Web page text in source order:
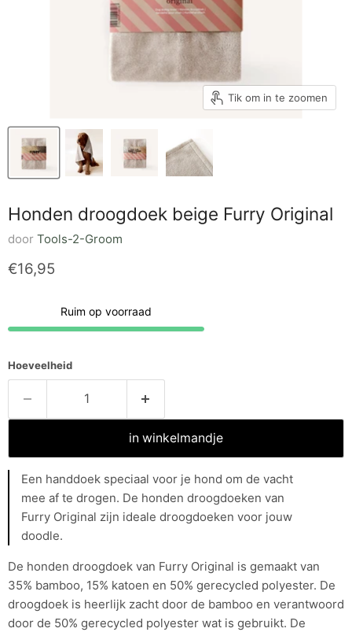
Tik om in te zoomen
Honden droogdoek beige Furry Original
door Tools-2-Groom
Huidige prijs
€16,95
Ruim op voorraad
Hoeveelheid
in winkelmandje
Een handdoek speciaal voor je hond om de vacht
mee af te drogen. De honden droogdoeken van
Furry Original zijn ideale droogdoeken voor jouw
doodle.
De honden droogdoek van Furry Original is gemaakt van
35% bamboo, 15% katoen en 50% gerecycled polyester. De
droogdoek is heerlijk zacht door de bamboo en verantwoord
door de 50% gerecycled polyester wat is gebruikt. De